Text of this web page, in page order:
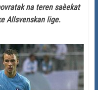
na teren saèekat
Allsvenskan lige.